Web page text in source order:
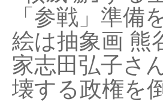
「参戦」準備
絵は抽象画 熊
家志田弘子さ
壊する政権を